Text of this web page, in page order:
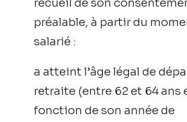
préalable, à partir du
salarié :
a atteint l’âge légal de
retraite (entre 62 et 64 ans
fonction de son année de